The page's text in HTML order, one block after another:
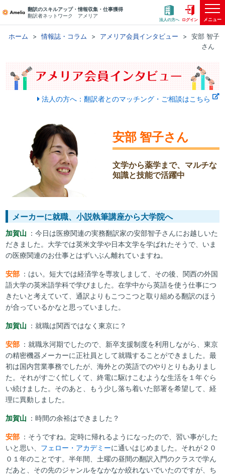
翻訳のスキルアップ・情報収集・仕事獲得
翻訳者ネットワーク アメリア
法人の方へ ログイン メニュー
ホーム 情報誌・コラム アメリア会員インタビュー
安部 智子
さん
法人の方へ：翻訳者とのマッチング・ご相談はこちら
安部 智子さん
文学から薬学まで、マルチな
知識と技能で活躍中
メーカーに就職、小説執筆講座から大学院へ
加賀山 ：今日は医療関連の実務翻訳家の安部智子さんにお越しいた
だきました。大学では英米文学や日本文学を学ばれたそうで、いま
の医療関連のお仕事とはずいぶん離れていますね。
安部 ：はい。短大では経済学を専攻しまして、その後、関西の外国
語大学の英米語学科で学びました。在学中から英語を使う仕事につ
きたいと考えていて、通訳よりもこつこつと取り組める翻訳のほう
が合っているかなと思っていました。
加賀山 ：就職は関西ではなく東京に？
安部 ：就職氷河期でしたので、新卒支援制度を利用しながら、東京
の精密機器メーカーに正社員として就職することができました。最
初は国内営業事務でしたが、海外との英語でのやりとりもありまし
た。それがすごく忙しくて、終電に駆けこむような生活を１年ぐら
い続けました。そのあと、もう少し落ち着いた部署を希望して、経
理に異動しました。
加賀山 ：時間の余裕はできました？
安部 ：そうですね。定時に帰れるようになったので、習い事がした
いと思い、 フェロー・アカデミーに通いはじめました。それが２０
０１年のことです。半年間、土曜の昼間の翻訳入門のクラスで学ん
だあと、その先のジャンルをなかなか絞れないでいたのですが、ち